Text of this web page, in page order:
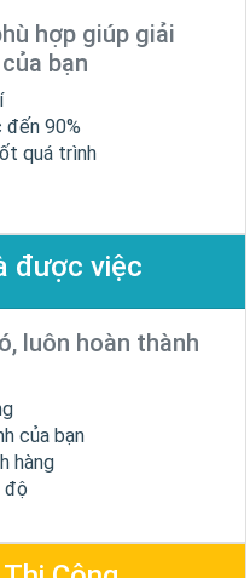
hợp giúp giải
bạn
90%
quá trình
được việc
luôn hoàn thành
của bạn
hàng
độ